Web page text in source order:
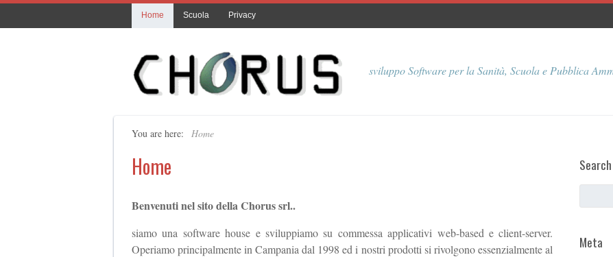
Home Scuola Privacy
sviluppo Software per la Sanità, Scuola e Pubblica
You are here: Home
Home
Benvenuti nel sito della Chorus srl..
siamo una software house e sviluppiamo su commessa applicativi web-based e client-server.
Operiamo principalmente in Campania dal 1998 ed i nostri prodotti si rivolgono essenzialmente al
Search
Meta